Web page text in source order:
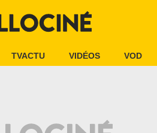
TVACTU VIDÉOS VOD